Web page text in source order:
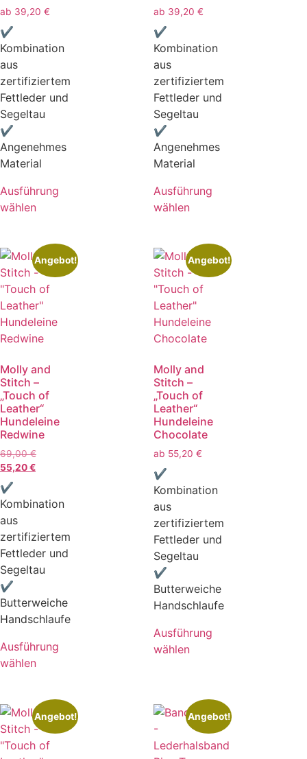
ab 39,20 €
✔
Kombination
aus
zertifiziertem
Fettleder und
Segeltau
✔
Angenehmes
Material
Ausführung
wählen
ab 39,20 €
✔
Kombination
aus
zertifiziertem
Fettleder und
Segeltau
✔
Angenehmes
Material
Ausführung
wählen
Angebot!
Molly and
Stitch –
„Touch of
Leather“
Hundeleine
Redwine
69,00€
55,20€
✔
Kombination
aus
zertifiziertem
Fettleder und
Segeltau
✔
Butterweiche
Handschlaufe
Ausführung
wählen
Angebot!
Molly and
Stitch –
„Touch of
Leather“
Hundeleine
Chocolate
ab 55,20 €
✔
Kombination
aus
zertifiziertem
Fettleder und
Segeltau
✔
Butterweiche
Handschlaufe
Ausführung
wählen
Angebot! Angebot!